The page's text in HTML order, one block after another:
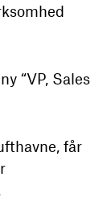
“VP, Sales
får